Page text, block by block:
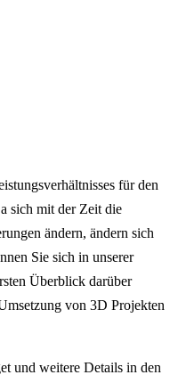
für den
sich mit der Zeit die
ändern, ändern sich
Sie sich in unserer
Überblick darüber
von 3D Projekten
und weitere Details in den